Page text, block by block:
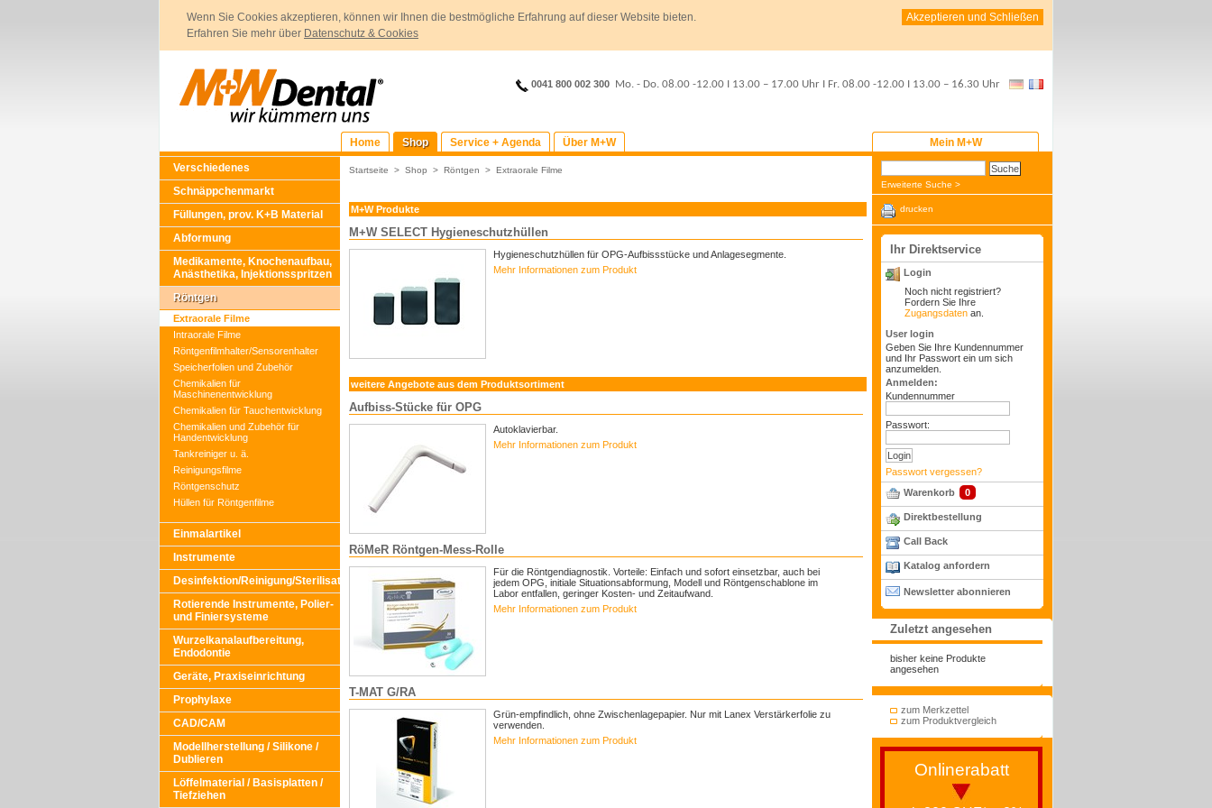
Wenn Sie Cookies akzeptieren, können wir Ihnen die bestmögliche Erfahrung auf dieser Website bieten.
Erfahren Sie mehr über Datenschutz & Cookies
Akzeptieren und Schließen
0041 800 002 300 Mo. - Do. 08.00 -12.00 I 13.00 – 17.00 Uhr I Fr. 08.00 -12.00 I 13.00 – 16.30 Uhr
Home Shop Service + Agenda Über M+W
Mein M+W
Verschiedenes
Schnäppchenmarkt
Füllungen, prov. K+B Material
Abformung
Medikamente, Knochenaufbau,
Anästhetika, Injektionsspritzen
Röntgen
Extraorale Filme
Intraorale Filme
Röntgenfilmhalter/Sensorenhalter
Speicherfolien und Zubehör
Chemikalien für
Maschinenentwicklung
Chemikalien für Tauchentwicklung
Chemikalien und Zubehör für
Handentwicklung
Tankreiniger u. ä.
Reinigungsfilme
Röntgenschutz
Hüllen für Röntgenfilme
Einmalartikel
Instrumente
Desinfektion/Reinigung/Sterilisation
Rotierende Instrumente, Polier-
und Finiersysteme
Wurzelkanalaufbereitung,
Endodontie
Geräte, Praxiseinrichtung
Prophylaxe
CAD/CAM
Modellherstellung / Silikone /
Dublieren
Löffelmaterial / Basisplatten /
Tiefziehen
Startseite > Shop > Röntgen > Extraorale Filme
M+W Produkte
M+W SELECT Hygieneschutzhüllen
Hygieneschutzhüllen für OPG-Aufbissstücke und Anlagesegmente.
Mehr Informationen zum Produkt
weitere Angebote aus dem Produktsortiment
Aufbiss-Stücke für OPG
Autoklavierbar.
Mehr Informationen zum Produkt
RöMeR Röntgen-Mess-Rolle
Für die Röntgendiagnostik. Vorteile: Einfach und sofort einsetzbar, auch bei
jedem OPG, initiale Situationsabformung, Modell und Röntgenschablone im
Labor entfallen, geringer Kosten- und Zeitaufwand.
Mehr Informationen zum Produkt
T-MAT G/RA
Grün-empfindlich, ohne Zwischenlagepapier. Nur mit Lanex Verstärkerfolie zu
verwenden.
Mehr Informationen zum Produkt
Erweiterte Suche >
drucken
Ihr Direktservice
Login
Noch nicht registriert?
Fordern Sie Ihre
Zugangsdaten an.
User login
Geben Sie Ihre Kundennummer
und Ihr Passwort ein um sich
anzumelden.
Anmelden:
Kundennummer
Passwort:
Passwort vergessen?
Warenkorb
0
Direktbestellung
Call Back
Katalog anfordern
Newsletter abonnieren
Zuletzt angesehen
bisher keine Produkte
angesehen
zum Merkzettel
zum Produktvergleich
Onlinerabatt